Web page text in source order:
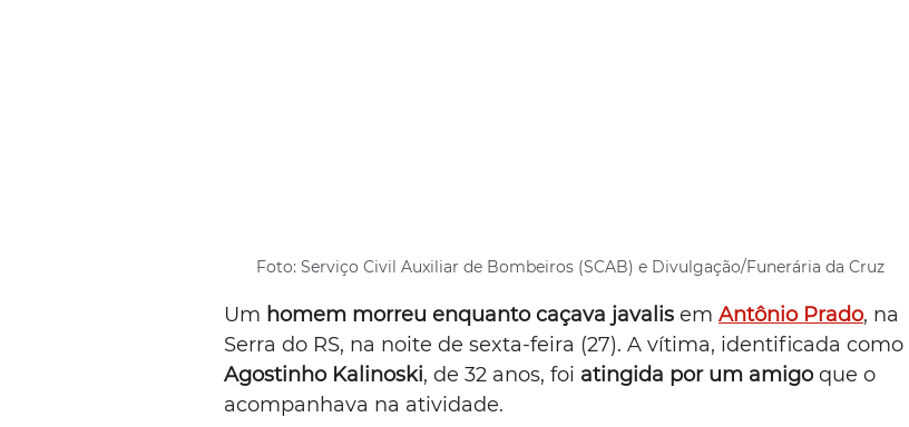
Foto: Serviço Civil Auxiliar de Bombeiros (SCAB) e Divulgação/Funerária da Cruz
Um homem morreu enquanto caçava javalis em Antônio Prado, na
Serra do RS, na noite de sexta-feira (27). A vítima, identificada como
Agostinho Kalinoski, de 32 anos, foi atingida por um amigo que o
acompanhava na atividade.